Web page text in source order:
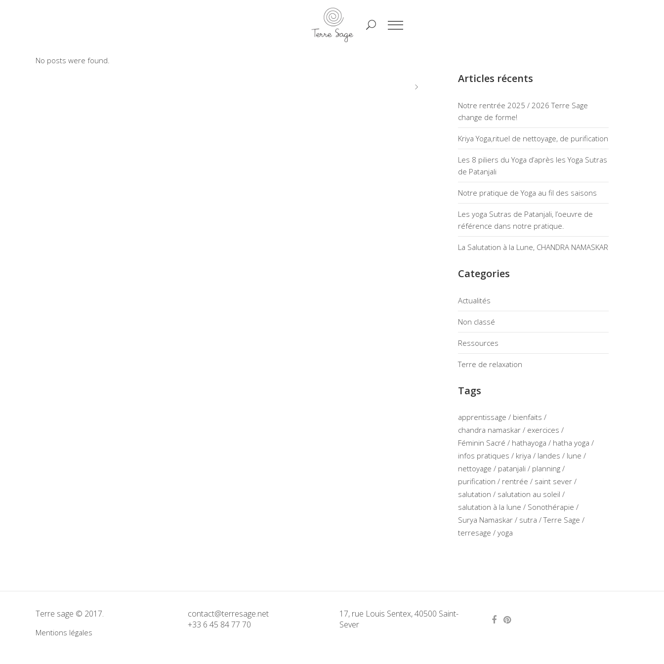
No posts were found.
Articles récents
Notre rentrée 2025 / 2026 Terre Sage
change de forme!
Kriya Yoga,rituel de nettoyage, de purification
Les 8 piliers du Yoga d’après les Yoga Sutras
de Patanjali
Notre pratique de Yoga au fil des saisons
Les yoga Sutras de Patanjali, l’oeuvre de
référence dans notre pratique.
La Salutation à la Lune, CHANDRA NAMASKAR
Categories
Actualités
Non classé
Ressources
Terre de relaxation
Tags
apprentissage
bienfaits
chandra namaskar
exercices
Féminin Sacré
hathayoga
hatha yoga
infos pratiques
kriya landes
lune
nettoyage
patanjali
planning
purification
rentrée
saint sever
salutation
salutation au soleil
salutation à la lune
Sonothérapie
Surya Namaskar
sutra
Terre Sage
terresage
yoga
Terre sage © 2017.
Mentions légales
contact@terresage.net
+33 6 45 84 77 70
17, rue Louis Sentex, 40500 Saint-
Sever